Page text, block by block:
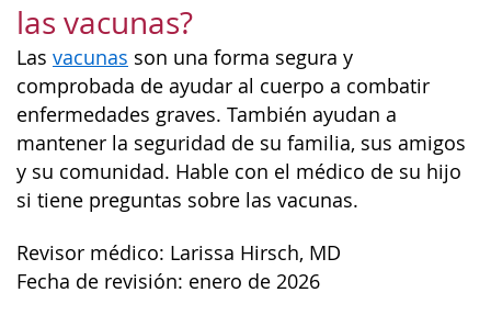
las vacunas?
Las vacunas son una forma segura y
comprobada de ayudar al cuerpo a combatir
enfermedades graves. También ayudan a
mantener la seguridad de su familia, sus amigos
y su comunidad. Hable con el médico de su hijo
si tiene preguntas sobre las vacunas.
Revisor médico: Larissa Hirsch, MD
Fecha de revisión: enero de 2026